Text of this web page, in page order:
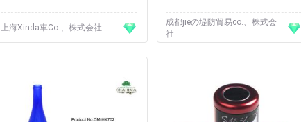
上海Xinda車Co.、株式会社
成都jieの堤防貿易co.、株式会
社